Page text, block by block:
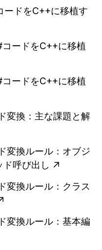
ドをC++に移植す
ードをC++に移植
ードをC++に移植
変換：主な課題と解
変換ルール：オブジ
呼び出し
変換ルール：クラス
変換ルール：基本編